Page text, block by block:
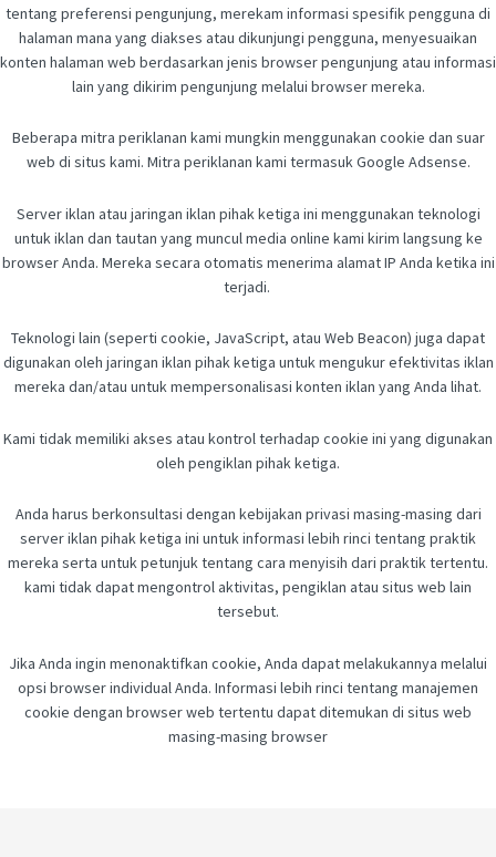
tentang preferensi pengunjung, merekam informasi spesifik pengguna di
halaman mana yang diakses atau dikunjungi pengguna, menyesuaikan
konten halaman web berdasarkan jenis browser pengunjung atau informasi
lain yang dikirim pengunjung melalui browser mereka.
Beberapa mitra periklanan kami mungkin menggunakan cookie dan suar
web di situs kami. Mitra periklanan kami termasuk Google Adsense.
Server iklan atau jaringan iklan pihak ketiga ini menggunakan teknologi
untuk iklan dan tautan yang muncul media online kami kirim langsung ke
browser Anda. Mereka secara otomatis menerima alamat IP Anda ketika ini
terjadi.
Teknologi lain (seperti cookie, JavaScript, atau Web Beacon) juga dapat
digunakan oleh jaringan iklan pihak ketiga untuk mengukur efektivitas iklan
mereka dan/atau untuk mempersonalisasi konten iklan yang Anda lihat.
Kami tidak memiliki akses atau kontrol terhadap cookie ini yang digunakan
oleh pengiklan pihak ketiga.
Anda harus berkonsultasi dengan kebijakan privasi masing-masing dari
server iklan pihak ketiga ini untuk informasi lebih rinci tentang praktik
mereka serta untuk petunjuk tentang cara menyisih dari praktik tertentu.
kami tidak dapat mengontrol aktivitas, pengiklan atau situs web lain
tersebut.
Jika Anda ingin menonaktifkan cookie, Anda dapat melakukannya melalui
opsi browser individual Anda. Informasi lebih rinci tentang manajemen
cookie dengan browser web tertentu dapat ditemukan di situs web
masing-masing browser